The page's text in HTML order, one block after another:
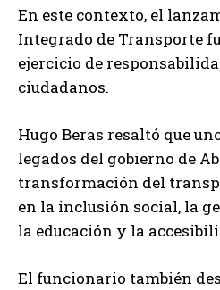
En este contexto, el
Integrado de Transporte
ejercicio de
ciudadanos.
Hugo Beras resaltó que
legados del gobierno de
transformación del
en la inclusión social, la
la educación y la
El funcionario también